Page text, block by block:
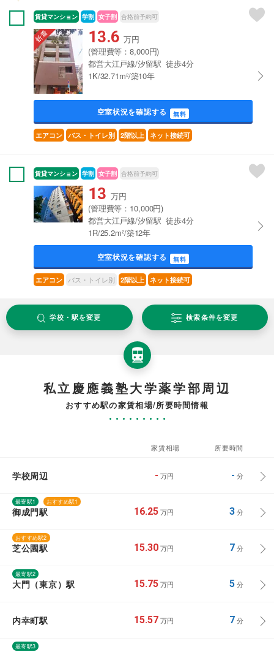
賃貸マンション 学割 女子割 合格前予約可
13.6 万円
(管理費等：8,000円)
都営大江戸線/汐留駅 徒歩4分
1K/32.71m²/築10年
空室状況を確認する 無料
エアコン バス・トイレ別 2階以上 ネット接続可
賃貸マンション 学割 女子割 合格前予約可
13 万円
(管理費等：10,000円)
都営大江戸線/汐留駅 徒歩4分
1R/25.2m²/築12年
空室状況を確認する 無料
エアコン バス・トイレ別 2階以上 ネット接続可
学校・駅を変更 検索条件を変更
私立慶應義塾大学薬学部周辺
おすすめ駅の家賃相場/所要時間情報
家賃相場 所要時間
学校周辺 - 万円 - 分
最寄駅1 おすすめ駅1
御成門駅 16.25 万円 3分
おすすめ駅2
芝公園駅 15.30 万円 7分
最寄駅2
大門（東京）駅 15.75 万円 5分
内幸町駅 15.57 万円 7分
最寄駅3